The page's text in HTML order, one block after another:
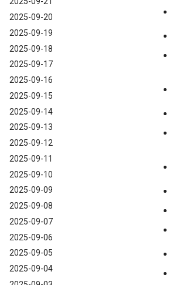
2025-09-20
2025-09-19
2025-09-18
2025-09-17
2025-09-16
2025-09-15
2025-09-14
2025-09-13
2025-09-12
2025-09-11
2025-09-10
2025-09-09
2025-09-08
2025-09-07
2025-09-06
2025-09-05
2025-09-04